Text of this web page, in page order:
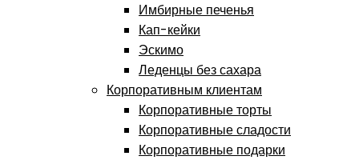
Имбирные печенья
Кап-кейки
Эскимо
Леденцы без сахара
Корпоративным клиентам
Корпоративные торты
Корпоративные сладости
Корпоративные подарки